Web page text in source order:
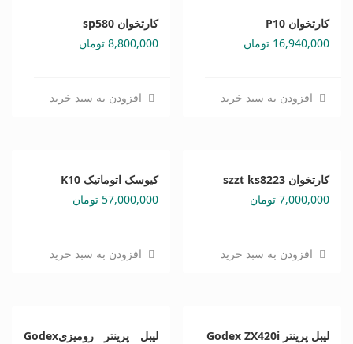
کارتخوان P10
16,940,000 تومان
افزودن به سبد خرید
کارتخوان sp580
8,800,000 تومان
افزودن به سبد خرید
کارتخوان szzt ks8223
7,000,000 تومان
افزودن به سبد خرید
کیوسک اتوماتیک K10
57,000,000 تومان
افزودن به سبد خرید
لیبل پرینتر Godex ZX420i لیبل پرینتر رومیزیGodex